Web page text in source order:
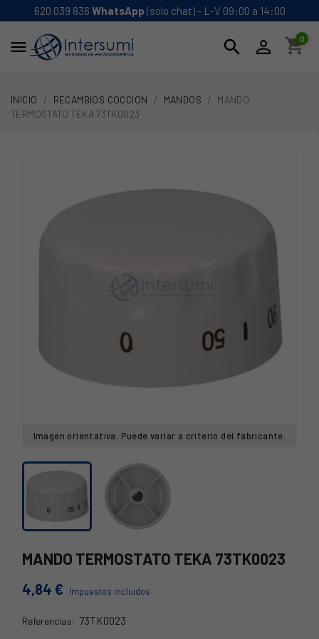
620 039 836 WhatsApp (solo chat) - L-V 09:00 a 14:00
 search  shopping_cart
0
INICIO RECAMBIOS COCCION MANDOS
MANDO
TERMOSTATO TEKA 73TK0023
Imagen orientativa. Puede variar a criterio del fabricante.
MANDO TERMOSTATO TEKA 73TK0023
4,84 € Impuestos incluidos
Referencias: 73TK0023
73TK0023